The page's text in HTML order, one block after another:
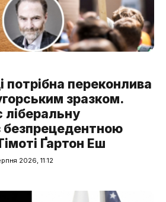
переконлива
зразком.
безпрецедентною
Ґартон Еш
2026, 11:12